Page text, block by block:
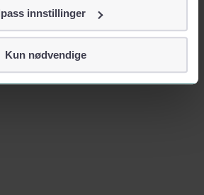
på alvor
navn eller telefonnummer.
innstillinger
Kun nødvendige